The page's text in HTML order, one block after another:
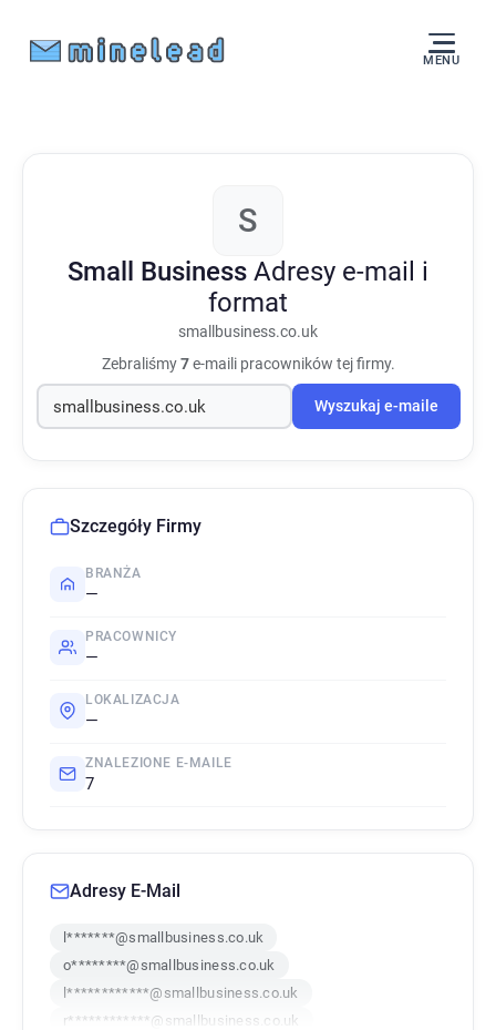
MENU
S
Small Business Adresy e-mail i
format
smallbusiness.co.uk
Zebraliśmy7e-maili pracowników tej firmy.
Wyszukaj e-maile
Szczegóły Firmy
BRANŻA
—
PRACOWNICY
—
LOKALIZACJA
—
ZNALEZIONE E-MAILE
7
Adresy E-Mail
l*******@smallbusiness.co.uk
o********@smallbusiness.co.uk
l************@smallbusiness.co.uk
r************@smallbusiness.co.uk